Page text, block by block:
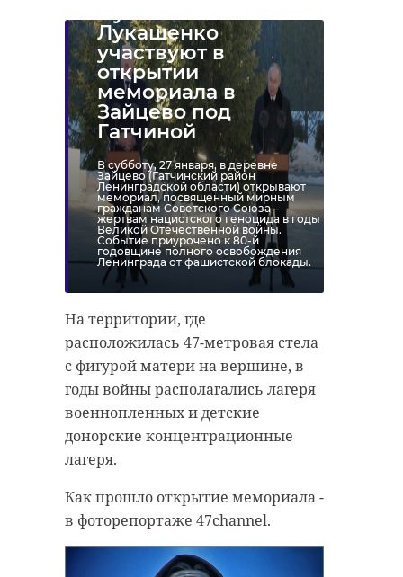
Путин и
Лукашенко
участвуют в
открытии
мемориала в
Зайцево под
Гатчиной
В субботу, 27 января, в деревне
Зайцево (Гатчинский район
Ленинградской области) открывают
мемориал, посвященный мирным
гражданам Советского Союза –
жертвам нацистского геноцида в годы
Великой Отечественной войны.
Событие приурочено к 80-й
годовщине полного освобождения
Ленинграда от фашистской блокады.
На территории, где
расположилась 47-метровая стела
с фигурой матери на вершине, в
годы войны располагались лагеря
военнопленных и детские
донорские концентрационные
лагеря.
Как прошло открытие мемориала -
в фоторепортаже 47channel.